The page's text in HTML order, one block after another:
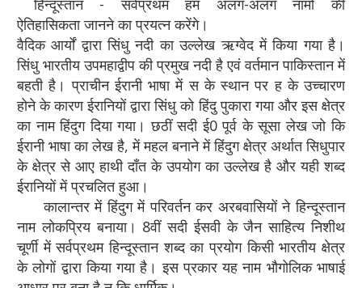
हिन्दूस्तान - सर्वप्रथम हम अलग-अलग नामों की
ऐतिहासिकता जानने का प्रयत्न करेंगे।
वैदिक आर्यों द्वारा सिंधु नदी का उल्लेख ऋग्वेद में किया गया है।
सिंधु भारतीय उपमहाद्वीप की प्रमुख नदी है एवं वर्तमान पाकिस्तान में
बहती है। प्राचीन ईरानी भाषा में स के स्थान पर ह के उच्चारण
होने के कारण ईरानियों द्वारा सिंधु को हिंदु पुकारा गया और इस क्षेत्र
का नाम हिंदुग दिया गया। छठीं सदी ई0 पूर्व के सूसा लेख जो कि
ईरानी भाषा का लेख है, में महल बनाने में हिंदुग क्षेत्र अर्थात सिधुपार
के क्षेत्र से आए हाथी दाँत के उपयोग का उल्लेख है और यही शब्द
ईरानियों में प्रचलित हुआ।
कालान्तर में हिंदुग में परिवर्तन कर अरबवासियों ने हिन्दूस्तान
नाम लोकप्रिय बनाया। 8वीं सदी ईसवी के जैन साहित्य निशीथ
चूर्णी में सर्वप्रथम हिन्दूस्तान शब्द का प्रयोग किसी भारतीय क्षेत्र
के लोगों द्वारा किया गया है। इस प्रकार यह नाम भौगोलिक भाषाई